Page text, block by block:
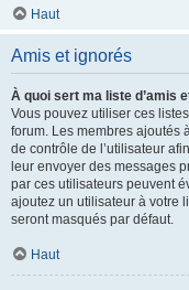
Haut
Amis et ignorés
À quoi sert ma liste d’amis
Vous pouvez utiliser ces
forum. Les membres ajoutés
de contrôle de l’utilisateur
leur envoyer des messages
par ces utilisateurs peuvent
ajoutez un utilisateur à votre
seront masqués par défaut.
Haut